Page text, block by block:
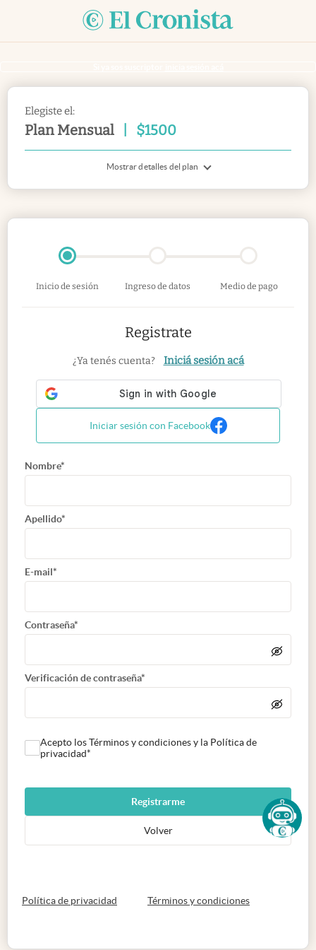
Elegiste el:
Plan Mensual $1500
Mostrar detalles del plan
Inicio de sesión Ingreso de datos Medio de pago
Registrate
¿Ya tenés cuenta? Iniciá sesión acá
Iniciar sesión con Facebook
Nombre*
Apellido*
E-mail*
Contraseña*
Verificación de contraseña*
Acepto los Términos y condiciones y la Política de
privacidad*
Registrarme
Volver
Política de privacidad abre en nueva pestaña
Términos y condicionesabre en nueva